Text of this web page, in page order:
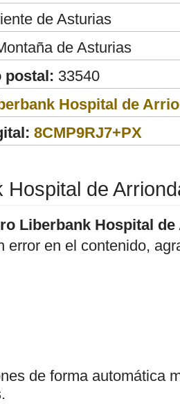
de Asturias
de Asturias
postal: 33540
Hospital de
8CMP9RJ7+PX
Hospital de
Liberbank Hospital
en el contenido,
de forma automática